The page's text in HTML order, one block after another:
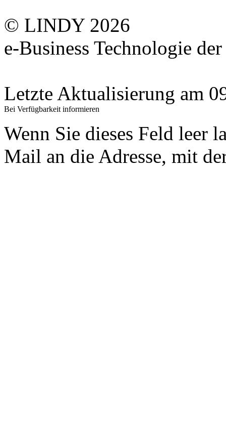
© LINDY 2026
e-Business Technologie
Letzte Aktualisierung am
Bei Verfügbarkeit informieren
Wenn Sie dieses Feld leer
Mail an die Adresse, mit